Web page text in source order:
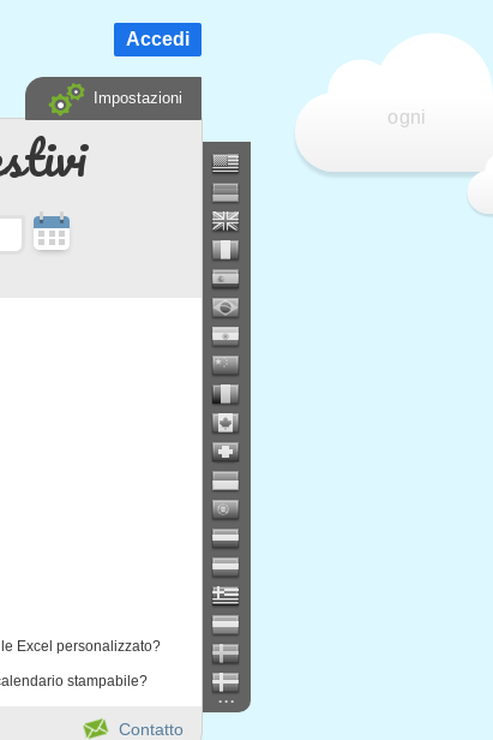
Excel personalizzato?
stampabile?
ogni
Accedi
Impostazioni
...
Contatto